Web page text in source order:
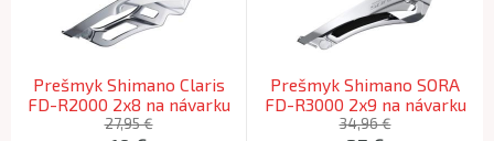
Prešmyk Shimano Claris
FD-R2000 2x8 na návarku
27,95 €
Prešmyk Shimano SORA
FD-R3000 2x9 na návarku
34,96 €